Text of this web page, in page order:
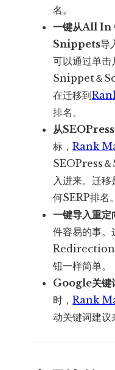
名。
一键从All
Snippets导
可以通过单
Snippet＆
在迁移到
排名。
从SEOPress
标，Rank
SEOPress
入进来。迁
何SERP排名。
一键导入重定
件容易的事。
Redirection
钮一样简单。
Google关键
时，Rank
动关键词建议